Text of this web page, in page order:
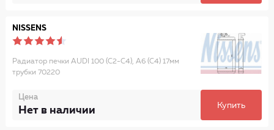
NISSENS
Радиатор печки AUDI 100 (C2-C4), A6 (C4) 17мм
трубки 70220
Цена
Нет в наличии Купить